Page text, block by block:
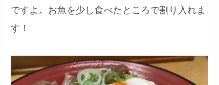
ですよ。お魚を少し食べたところで割り入れま
す！